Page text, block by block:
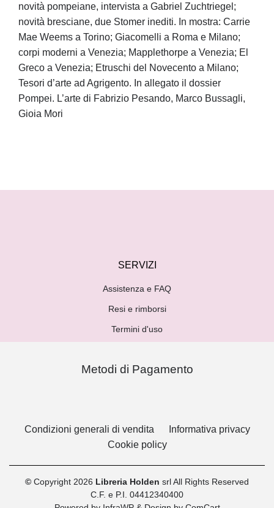
novità pompeiane, intervista a Gabriel Zuchtriegel;
novità bresciane, due Stomer inediti. In mostra: Carrie
Mae Weems a Torino; Giacomelli a Roma e Milano;
corpi moderni a Venezia; Mapplethorpe a Venezia; El
Greco a Venezia; Etruschi del Novecento a Milano;
Tesori d’arte ad Agrigento. In allegato il dossier
Pompei. L’arte di Fabrizio Pesando, Marco Bussagli,
Gioia Mori
SERVIZI
Assistenza e FAQ
Resi e rimborsi
Termini d'uso
Metodi di Pagamento
Condizioni generali di vendita
Informativa privacy
Cookie policy
© Copyright 2026 Libreria Holden srl All Rights Reserved
C.F. e P.I. 04412340400